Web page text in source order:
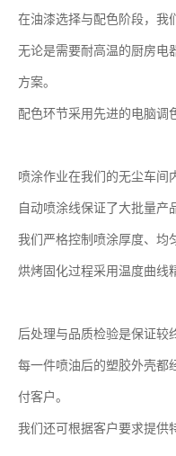
在油漆选择与配色阶段，我
无论是需要耐高温的厨房电
方案。
配色环节采用先进的电脑调
喷涂作业在我们的无尘车间
自动喷涂线保证了大批量
我们严格控制喷涂厚度、均
烘烤固化过程采用温度曲线
后处理与品质检验是保证较
每一件喷油后的塑胶外壳都
付客户。
我们还可根据客户要求提供